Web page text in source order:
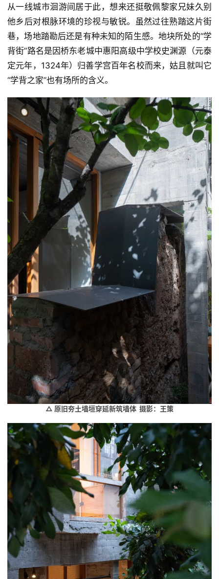
从一线城市洄游间居于此，想来还挺敬佩黎家兄妹久别
他乡后对根脉环境的珍视与敏锐。虽然过往熟踏这片街
巷，场地踏勘后还是有种未知的陌生感。地块所处的“学
背街”路名是因桥东老城中惠阳高级中学校史渊源（元泰
定元年，1324年）归善学宫百年名校而来，姑且就叫它
“学背之家”也有场所的含义。
△ 原旧夯土墙垣穿延新筑墙体 摄影：王策